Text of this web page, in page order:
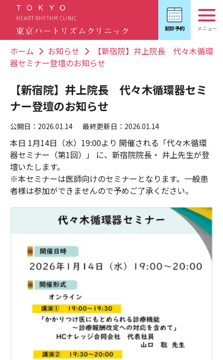
ホーム お知らせ
【新宿院】井上院長 代々木循環
器セミナー登壇のお知らせ
【新宿院】井上院長 代々木循環器セミ
ナー登壇のお知らせ
公開日：2026.01.14 最終更新日：2026.01.14
本日 1月14日（水）19:00より 開催される「代々木循環
器セミナー（第1回）」 に、新宿院院長・ 井上先生が登
壇いたします。
※本セミナーは医師向けのセミナーとなります。一般患
者様は参加ができませんので予めご了承ください。